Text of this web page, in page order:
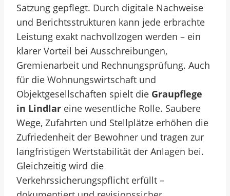
Satzung gepflegt. Durch digitale Nachweise
und Berichtsstrukturen kann jede erbrachte
Leistung exakt nachvollzogen werden – ein
klarer Vorteil bei Ausschreibungen,
Gremienarbeit und Rechnungsprüfung. Auch
für die Wohnungswirtschaft und
Objektgesellschaften spielt die Graupflege
in Lindlar eine wesentliche Rolle. Saubere
Wege, Zufahrten und Stellplätze erhöhen die
Zufriedenheit der Bewohner und tragen zur
langfristigen Wertstabilität der Anlagen bei.
Gleichzeitig wird die
Verkehrssicherungspflicht erfüllt –